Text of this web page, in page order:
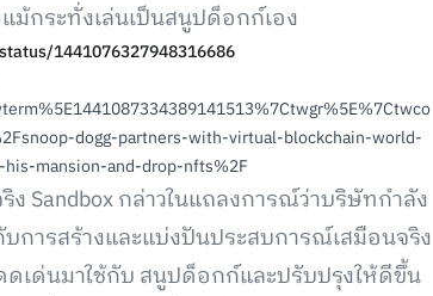
กระทั่งเล่นเป็นสนูปด็อกก์เอง
1441076327948316686
dogg-partners-with-virtual-blockchain-world-
mansion-and-drop-nfts%2F
Sandbox กล่าวในแถลงการณ์ว่าบริษัทกำลัง
ารสร้างและแบ่งปันประสบการณ์เสมือนจริง
ดเด่นมาใช้กับ สนูปด็อกก์และปรับปรุงให้ดีขึ้น